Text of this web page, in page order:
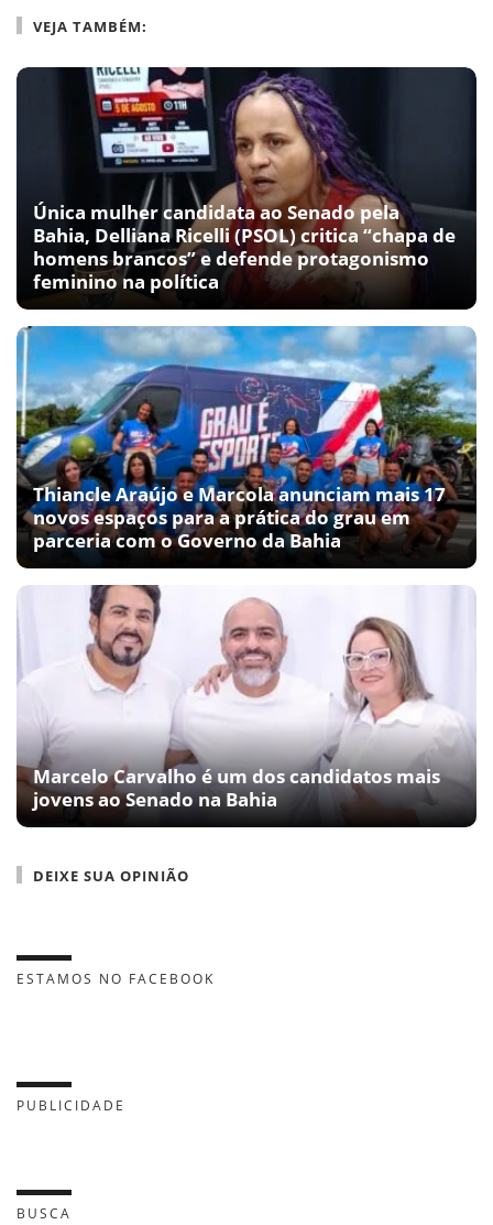
VEJA TAMBÉM:
Única mulher candidata ao Senado pela
Bahia, Delliana Ricelli (PSOL) critica “chapa de
homens brancos” e defende protagonismo
feminino na política
Thiancle Araújo e Marcola anunciam mais 17
novos espaços para a prática do grau em
parceria com o Governo da Bahia
Marcelo Carvalho é um dos candidatos mais
jovens ao Senado na Bahia
DEIXE SUA OPINIÃO
ESTAMOS NO FACEBOOK
PUBLICIDADE
BUSCA